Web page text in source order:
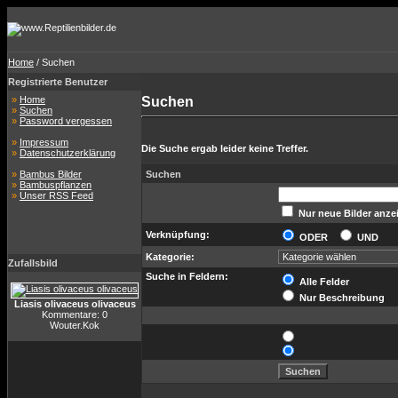
Home / Suchen
Registrierte Benutzer
» Home
» Suchen
» Password vergessen
» Impressum
» Datenschutzerklärung
» Bambus Bilder
» Bambuspflanzen
» Unser RSS Feed
Zufallsbild
Liasis olivaceus olivaceus
Kommentare: 0
Wouter.Kok
Suchen
Die Suche ergab leider keine Treffer.
Suchen
Nur neue Bilder
Verknüpfung:
ODER
UND
Kategorie:
Suche in Feldern:
Alle Felder
Nur Beschreibung